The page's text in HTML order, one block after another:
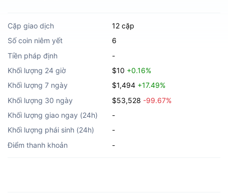
Cặp giao dịch
12 cặp
Số coin niêm yết
6
Tiền pháp định
-
Khối lượng 24 giờ
$10 +0.16%
Khối lượng 7 ngày
$1,494 +17.49%
Khối lượng 30 ngày
$53,528 -99.67%
Khối lượng giao ngay (24h)
-
Khối lượng phái sinh (24h)
-
Điểm thanh khoản
-